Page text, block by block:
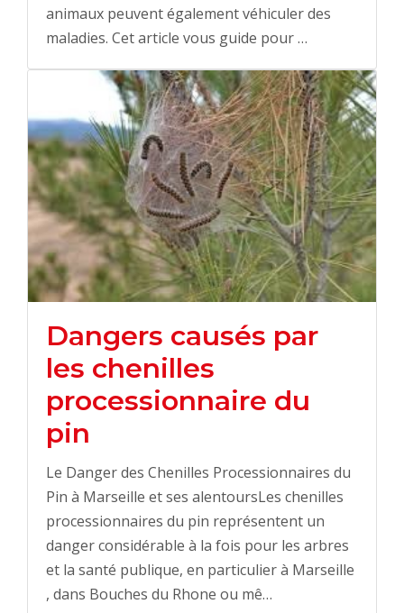
animaux peuvent également véhiculer des
maladies. Cet article vous guide pour …
Dangers causés par
les chenilles
processionnaire du
pin
Le Danger des Chenilles Processionnaires du
Pin à Marseille et ses alentoursLes chenilles
processionnaires du pin représentent un
danger considérable à la fois pour les arbres
et la santé publique, en particulier à Marseille
, dans Bouches du Rhone ou mê…